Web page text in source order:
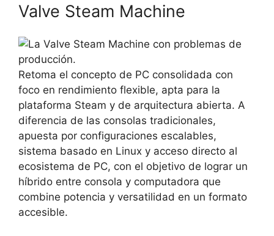
Valve Steam Machine
Retoma el concepto de PC consolidada con
foco en rendimiento flexible, apta para la
plataforma Steam y de arquitectura abierta. A
diferencia de las consolas tradicionales,
apuesta por configuraciones escalables,
sistema basado en Linux y acceso directo al
ecosistema de PC, con el objetivo de lograr un
híbrido entre consola y computadora que
combine potencia y versatilidad en un formato
accesible.